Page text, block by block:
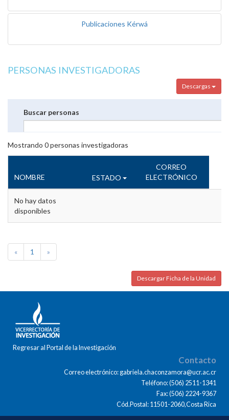
Publicaciones Kérwá
PERSONAS INVESTIGADORAS
Descargas
Buscar personas
Mostrando 0personas investigadoras
NOMBRE ESTADO
CORREO
ELECTRÓNICO
No hay datos
disponibles
« 1 »
Descargar Ficha de la Unidad
Regresar al Portal de la Investigación
Contacto
Correo electrónico: gabriela.chaconzamora@ucr.ac.cr
Teléfono: (506) 2511-1341
Fax: (506) 2224-9367
Cód.Postal: 11501-2060,Costa Rica